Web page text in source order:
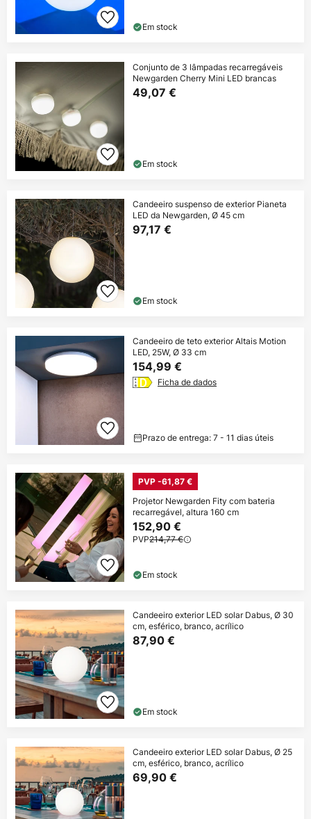
Em stock
Conjunto de 3 lâmpadas recarregáveis
Newgarden Cherry Mini LED brancas
49,07 €
Em stock
Candeeiro suspenso de exterior Pianeta
LED da Newgarden, Ø 45 cm
97,17 €
Em stock
Candeeiro de teto exterior Altais Motion
LED, 25W, Ø 33 cm
154,99 €
Ficha de dados
Prazo de entrega: 7 - 11 dias úteis
PVP -61,87 €
Projetor Newgarden Fity com bateria
recarregável, altura 160 cm
152,90 €
PVP214,77 €
Em stock
Candeeiro exterior LED solar Dabus, Ø 30
cm, esférico, branco, acrílico
87,90 €
Em stock
Candeeiro exterior LED solar Dabus, Ø 25
cm, esférico, branco, acrílico
69,90 €